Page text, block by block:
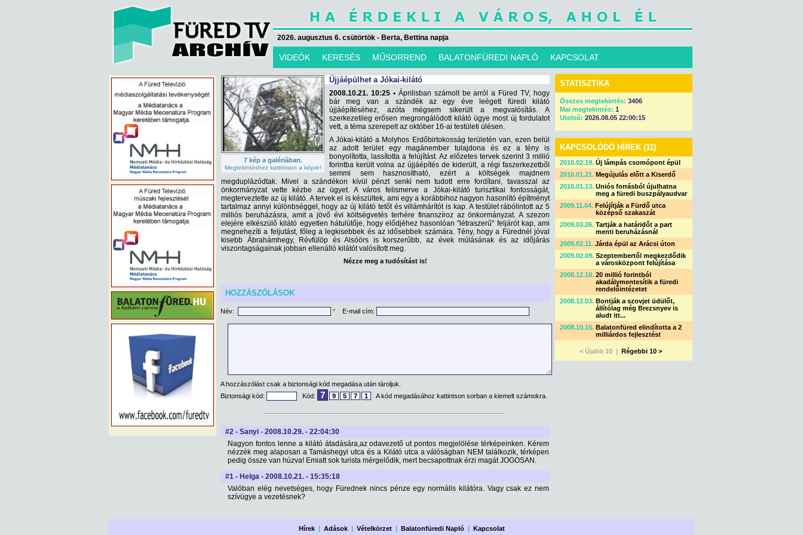
2026. augusztus 6. csütörtök - Berta, Bettina napja
VIDEÓK KERESÉS MŰSORREND BALATONFÜREDI NAPLÓ KAPCSOLAT
7 kép a galériában.
Megtekintéshez kattintson a képre!
Újjáépülhet a Jókai-kilátó
2008.10.21. 10:25 •Áprilisban számolt be arról a Füred TV, hogy
bár meg van a szándék az egy éve leégett füredi kilátó
újjáépítéséhez, azóta mégsem sikerült a megvalósítás. A
szerkezetileg erősen megrongálódott kilátó ügye most új fordulatot
vett, a téma szerepelt az október 16-ai testületi ülésen.
A Jókai-kilátó a Molyhos Erdőbirtokosság területén van, ezen belül
az adott terület egy magánember tulajdona és ez a tény is
bonyolította, lassította a felújítást. Az előzetes tervek szerint 3 millió
forintba került volna az újjáépítés de kiderült, a régi faszerkezetből
semmi sem hasznosítható, ezért a költségek majdnem
megduplázódtak. Mivel a szándékon kívül pénzt senki nem tudott erre fordítani, tavasszal az
önkormányzat vette kézbe az ügyet. A város felismerve a Jókai-kilátó turisztikai fontosságát,
megterveztette az új kilátó. A tervek el is készültek, ami egy a korábbihoz nagyon hasonlító építményt
tartalmaz annyi különbséggel, hogy az új kilátó tetőt és villámhárítót is kap. A testület rábólintott az 5
milliós beruházásra, amit a jövő évi költségvetés terhére finanszíroz az önkormányzat. A szezon
elejére elkészülő kilátó egyetlen hátulütője, hogy elődjéhez hasonlóan "létraszerű" feljárót kap, ami
megnehezíti a feljutást, főleg a legkisebbek és az idősebbek számára. Tény, hogy a Fürednél jóval
kisebb Ábrahámhegy, Révfülöp és Alsóörs is korszerűbb, az évek múlásának és az időjárás
viszontagságainak jobban ellenálló kilátót valósított meg.
Nézze meg a tudósítást is!
HOZZÁSZÓLÁSOK
Név: * E-mail cím:
A hozzászólást csak a biztonsági kód megadása után tároljuk.
Biztonsági kód:
Kód: 7 9 5 7 1 A kód megadásához kattintson sorban a kiemelt számokra.
#2 - Sanyi - 2008.10.29. - 22:04:30
Nagyon fontos lenne a kilátó átadására,az odavezető ut pontos megjelölése térképeinken. Kérem
nézzék meg alaposan a Tamáshegyi utca és a Kilátó utca a válóságban NEM találkozik, térképen
pedig össze van húzva! Emiatt sok turista mérgelődik, mert becsapottnak érzi magát JOGOSAN.
#1 - Helga - 2008.10.21. - 15:35:18
Valóban elég nevetséges, hogy Fürednek nincs pénze egy normális kilátóra. Vagy csak ez nem
szívügye a vezetésnek?
STATISZTIKA
Összes megtekintés: 3406
Mai megtekintés: 1
Utolsó: 2026.08.05 22:00:15
KAPCSOLÓDÓ HÍREK (11)
2010.02.19. Új lámpás csomópont épül
2010.01.21. Megújulás előtt a Kiserdő
2010.01.13. Uniós forrásból újulhatna
meg a füredi buszpályaudvar
2009.11.04. Felújítják a Fürdő utca
középső szakaszát
2009.03.26. Tartják a határidőt a part
menti beruházásnál
2009.02.11. Járda épül az Arácsi úton
2009.02.09. Szeptembertől megkezdődik
a városközpont felújítása
2008.12.10. 20 millió forintból
akadálymentesítik a füredi
rendelőintézetet
2008.12.03. Bontják a szovjet üdülőt,
állítólag még Brezsnyev is
aludt itt...
2008.10.15. Balatonfüred elindította a 2
milliárdos fejlesztést
< Újabb 10 | Régebbi 10 >
Hírek| Adások| Vételkörzet| Balatonfüredi Napló| Kapcsolat